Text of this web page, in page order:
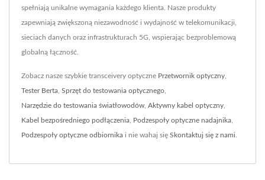
spełniają unikalne wymagania każdego klienta. Nasze produkty
zapewniają zwiększoną niezawodność i wydajność w telekomunikacji,
sieciach danych oraz infrastrukturach 5G, wspierając bezproblemową
globalną łączność.
Zobacz nasze szybkie transceivery optyczne Przetwornik optyczny
Tester Berta Sprzęt do testowania optycznego
Narzędzie do testowania światłowodów Aktywny kabel optyczny
Kabel bezpośredniego podłączenia Podzespoły optyczne nadajnika
Podzespoły optyczne odbiornika i nie wahaj się Skontaktuj się z nami